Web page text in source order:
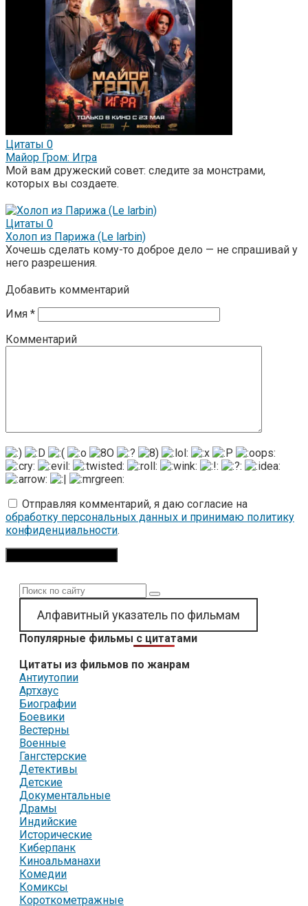
Цитаты 0
Майор Гром: Игра
Мой вам дружеский совет: следите за монстрами,
которых вы создаете.
Цитаты 0
Холоп из Парижа (Le larbin)
Хочешь сделать кому-то доброе дело — не спрашивай у
него разрешения.
Добавить комментарий
Имя *
Комментарий
Отправляя комментарий, я даю согласие на
обработку персональных данных и принимаю политику
конфиденциальности.
Поиск:
Алфавитный указатель по фильмам
Популярные фильмы с цитатами
Цитаты из фильмов по жанрам
Антиутопии
Артхаус
Биографии
Боевики
Вестерны
Военные
Гангстерские
Детективы
Детские
Документальные
Драмы
Индийские
Исторические
Киберпанк
Киноальманахи
Комедии
Комиксы
Короткометражные